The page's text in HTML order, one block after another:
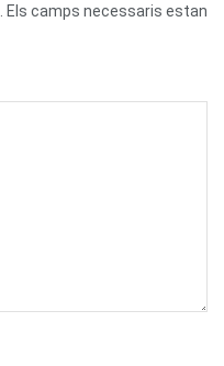
Els camps necessaris estan